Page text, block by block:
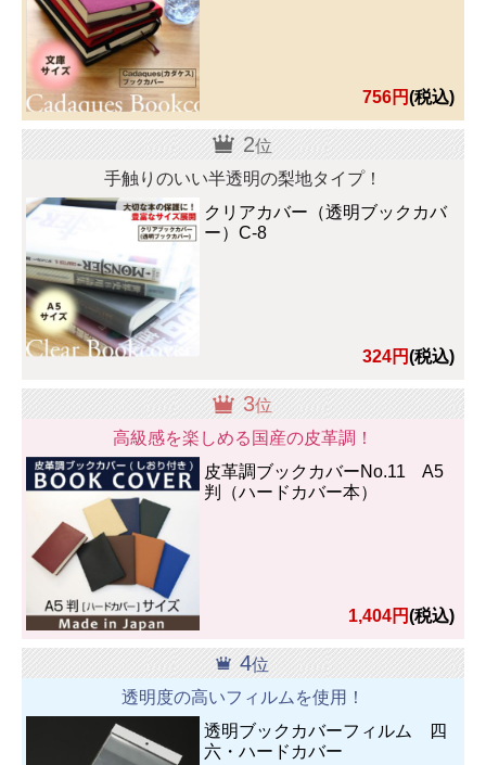
756円(税込)
2位
手触りのいい半透明の梨地タイプ！
クリアカバー（透明ブックカバ
ー）C-8
324円(税込)
3位
高級感を楽しめる国産の皮革調！
皮革調ブックカバーNo.11 A5
判（ハードカバー本）
1,404円(税込)
4位
透明度の高いフィルムを使用！
透明ブックカバーフィルム 四
六・ハードカバー